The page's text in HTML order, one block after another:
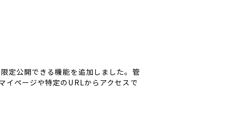
定公開できる機能を追加しました。管
イページや特定のURLからアクセスで